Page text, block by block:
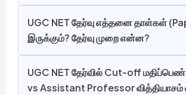
UGC NET தேர்வு எத்தனை தாள்கள்
இருக்கும்? தேர்வு முறை என்ன?
UGC NET தேர்வில் Cut-off
vs Assistant Professor